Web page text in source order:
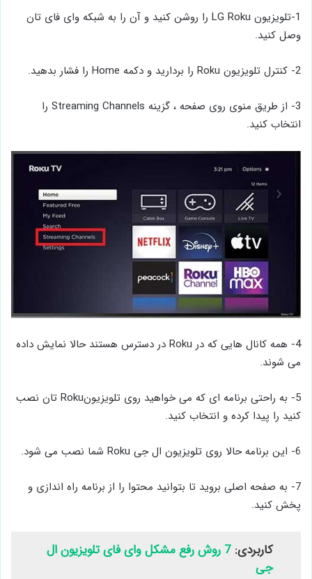
1-تلویزیون LG Roku را روشن کنید و آن را به شبکه وای فای تان
وصل کنید.
2- کنترل تلویزیون Roku را بردارید و دکمه Home را فشار بدهید.
3- از طریق منوی روی صفحه ، گزینه Streaming Channels را
انتخاب کنید.
4- همه کانال هایی که در Roku در دسترس هستند حالا نمایش داده
می شوند.
5- به راحتی برنامه ای که می خواهید روی تلویزیونRoku تان نصب
کنید را پیدا کرده و انتخاب کنید.
6- این برنامه حالا روی تلویزیون ال‌ جی Roku شما نصب می ‌شود.
7- به صفحه اصلی بروید تا بتوانید محتوا را از برنامه راه اندازی و
پخش کنید.
کاربردی:
7 روش رفع مشکل وای فای تلویزیون ال
جی